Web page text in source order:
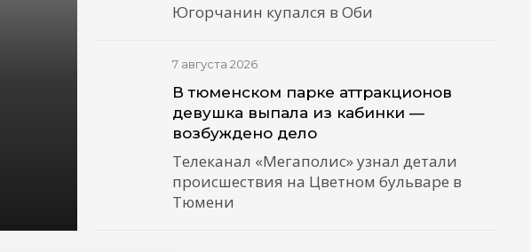
Югорчанин купался в Оби
7 августа 2026
В тюменском парке аттракционов
девушка выпала из кабинки —
возбуждено дело
Телеканал «Мегаполис» узнал детали
происшествия на Цветном бульваре в
Тюмени